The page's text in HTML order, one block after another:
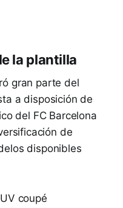
la plantilla
gran parte del
a disposición de
del FC Barcelona
de
disponibles
coupé